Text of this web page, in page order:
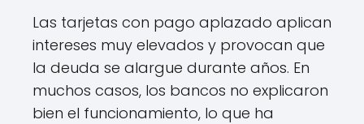
Las tarjetas con pago aplazado aplican
intereses muy elevados y provocan que
la deuda se alargue durante años. En
muchos casos, los bancos no explicaron
bien el funcionamiento, lo que ha